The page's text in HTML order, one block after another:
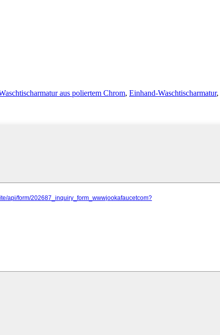
aus poliertem Chrom, Einhand-Waschtischarmatur,